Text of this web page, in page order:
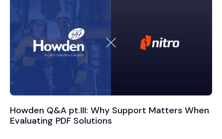
Howden Q&A pt.III: Why Support Matters When
Evaluating PDF Solutions